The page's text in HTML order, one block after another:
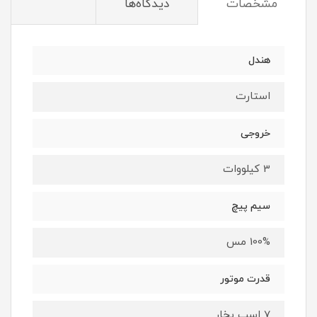
مشخصات دیدگاه‌ها
هندل
استارت
خروجی
3 کیلووات
سیم پیچ
100% مس
قدرت موتور